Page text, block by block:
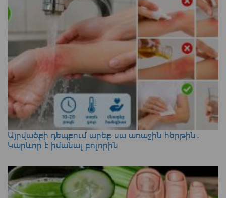
Այրվածքի դեպքում արեք սա առաջին հերթին․
Կարևոր է իմանալ բոլորին